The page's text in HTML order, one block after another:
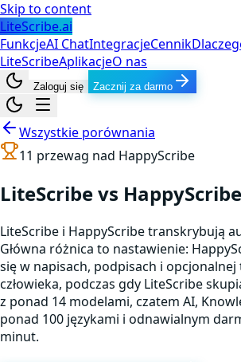
Skip to content
LiteScribe.ai
FunkcjeAI ChatIntegracjeCennik
LiteScribeAplikacjeO nas
Zaloguj się Zacznij za darmo
Wszystkie porównania
11 przewag nad HappyScribe
LiteScribe vs HappyScribe
LiteScribe i HappyScribe transkrybują
Główna różnica to nastawienie:
się w napisach, podpisach i
człowieka, podczas gdy LiteScribe
z ponad 14 modelami, czatem AI,
ponad 100 językami i odnawialnym
minut.